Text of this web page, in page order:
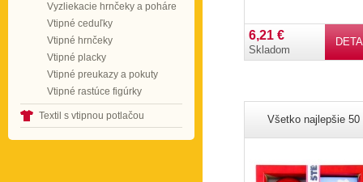
Vyzliekacie hrnčeky a poháre
Vtipné ceduľky
Vtipné hrnčeky
Vtipné placky
Vtipné preukazy a pokuty
Vtipné rastúce figúrky
Textil s vtipnou potlačou
6,21 €
Skladom
Všetko najlepšie 50